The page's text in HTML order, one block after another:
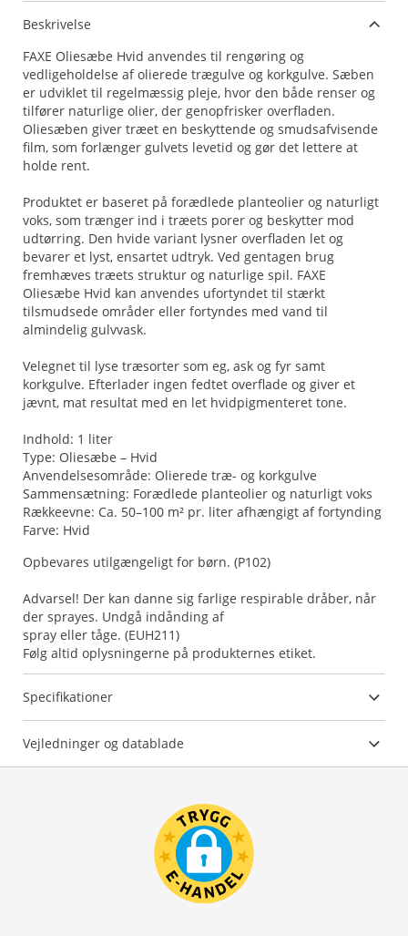
Beskrivelse
FAXE Oliesæbe Hvid anvendes til rengøring og
vedligeholdelse af olierede trægulve og korkgulve. Sæben
er udviklet til regelmæssig pleje, hvor den både renser og
tilfører naturlige olier, der genopfrisker overfladen.
Oliesæben giver træet en beskyttende og smudsafvisende
film, som forlænger gulvets levetid og gør det lettere at
holde rent.
Produktet er baseret på forædlede planteolier og naturligt
voks, som trænger ind i træets porer og beskytter mod
udtørring. Den hvide variant lysner overfladen let og
bevarer et lyst, ensartet udtryk. Ved gentagen brug
fremhæves træets struktur og naturlige spil. FAXE
Oliesæbe Hvid kan anvendes ufortyndet til stærkt
tilsmudsede områder eller fortyndes med vand til
almindelig gulvvask.
Velegnet til lyse træsorter som eg, ask og fyr samt
korkgulve. Efterlader ingen fedtet overflade og giver et
jævnt, mat resultat med en let hvidpigmenteret tone.
Indhold: 1 liter
Type: Oliesæbe – Hvid
Anvendelsesområde: Olierede træ- og korkgulve
Sammensætning: Forædlede planteolier og naturligt voks
Rækkeevne: Ca. 50–100 m² pr. liter afhængigt af fortynding
Farve: Hvid
Opbevares utilgængeligt for børn. (P102)
Advarsel! Der kan danne sig farlige respirable dråber, når
der sprayes. Undgå indånding af
spray eller tåge. (EUH211)
Følg altid oplysningerne på produkternes etiket.
Specifikationer
Vejledninger og datablade